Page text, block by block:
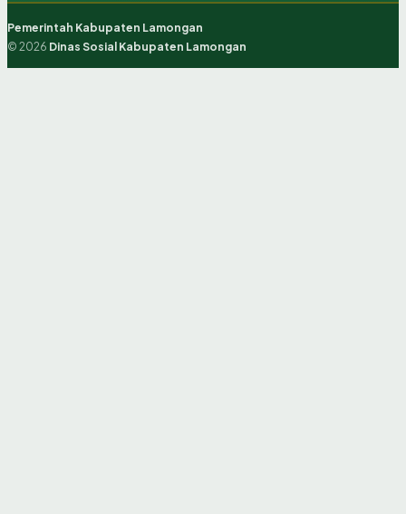
Pemerintah Kabupaten Lamongan
© 2026 Dinas Sosial Kabupaten Lamongan